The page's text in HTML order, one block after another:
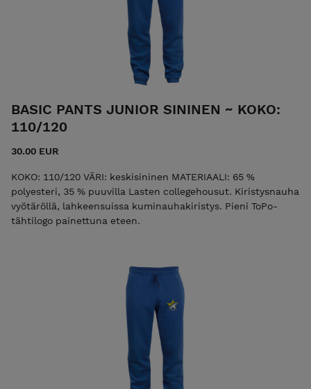
tilauksessa antamien osoitetietojen mukaisesti.
Lisätietoja: shop@topo.fi | 045-104 0505
BASIC PANTS JUNIOR SININEN ~ KOKO:
110/120
30.00 EUR
KOKO: 110/120 VÄRI: keskisininen MATERIAALI: 65 %
polyesteri, 35 % puuvilla Lasten collegehousut. Kiristysnauha
vyötäröllä, lahkeensuissa kuminauhakiristys. Pieni ToPo­-
tähtilogo painettuna eteen.